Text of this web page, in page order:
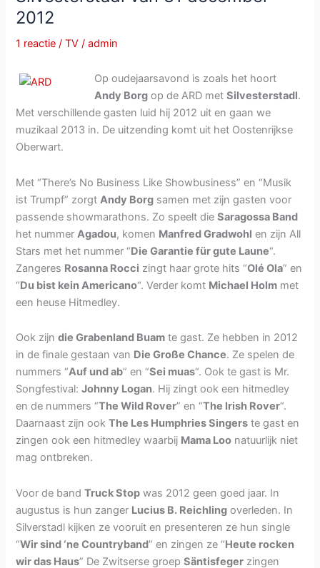
2012
1 reactie /TV /admin
Op oudejaarsavond is zoals het hoort
Andy Borg op de ARD metSilvesterstadl.
Met verschillende gasten luid hij 2012 uit en gaan we
muzikaal 2013 in. De uitzending komt uit het Oostenrijkse
Oberwart.
Met “There’s No Business Like Showbusiness” en “Musik
ist Trumpf” zorgt Andy Borg samen met zijn gasten voor
passende showmarathons. Zo speelt dieSaragossa Band
het nummer Agadou, komen Manfred Gradwohl en zijn All
Stars met het nummer “Die Garantie für gute Laune“.
Zangeres Rosanna Rocci zingt haar grote hits “Olé Ola” en
“Du bist kein Americano“. Verder komt Michael Holm met
een heuse Hitmedley.
Ook zijndie Grabenland Buam te gast. Ze hebben in 2012
in de finale gestaan van Die Große Chance. Ze spelen de
nummers “Auf und ab” en “Sei muas“. Ook te gast is Mr.
Songfestival:Johnny Logan. Hij zingt ook een hitmedley
en de nummers “The Wild Rover” en “The Irish Rover“.
Daarnaast zijn ookThe Les Humphries Singers te gast en
zingen ook een hitmedley waarbij Mama Loo natuurlijk niet
mag ontbreken.
Voor de bandTruck Stop was 2012 geen goed jaar. In
augustus is hun zanger Lucius B. Reichling overleden. In
Silverstadl kijken ze vooruit en presenteren ze hun single
“Wir sind ‘ne Countryband” en zingen ze “Heute rocken
wir das Haus” De Zwitserse groepSäntisfeger zingen